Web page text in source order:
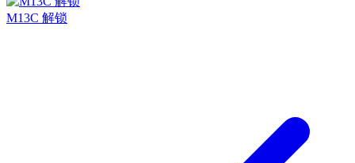
M13C 解锁